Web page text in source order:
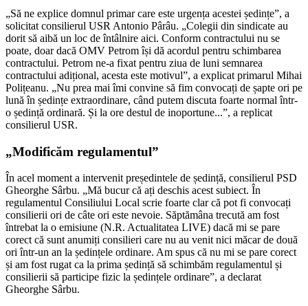
„Să ne explice domnul primar care este urgența acestei ședințe”, a
solicitat consilierul USR Antonio Pârâu. „Colegii din sindicate au
dorit să aibă un loc de întâlnire aici. Conform contractului nu se
poate, doar dacă OMV Petrom își dă acordul pentru schimbarea
contractului. Petrom ne-a fixat pentru ziua de luni semnarea
contractului adițional, acesta este motivul”, a explicat primarul Mihai
Polițeanu. „Nu prea mai îmi convine să fim convocați de șapte ori pe
lună în ședințe extraordinare, când putem discuta foarte normal într-
o ședință ordinară. Și la ore destul de inoportune...”, a replicat
consilierul USR.
„Modificăm regulamentul”
În acel moment a intervenit președintele de ședință, consilierul PSD
Gheorghe Sârbu. „Mă bucur că ați deschis acest subiect. În
regulamentul Consiliului Local scrie foarte clar că pot fi convocați
consilierii ori de câte ori este nevoie. Săptămâna trecută am fost
întrebat la o emisiune (N.R. Actualitatea LIVE) dacă mi se pare
corect că sunt anumiți consilieri care nu au venit nici măcar de două
ori într-un an la ședințele ordinare. Am spus că nu mi se pare corect
și am fost rugat ca la prima ședință să schimbăm regulamentul și
consilierii să participe fizic la ședințele ordinare”, a declarat
Gheorghe Sârbu.